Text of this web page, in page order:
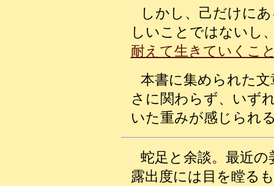
しかし、己だけに
しいことではないし
耐えて生きていくこ
本書に集められた
さに関わらず、いず
いた重みが感じられ
蛇足と余談。最近
露出度には目を瞠る